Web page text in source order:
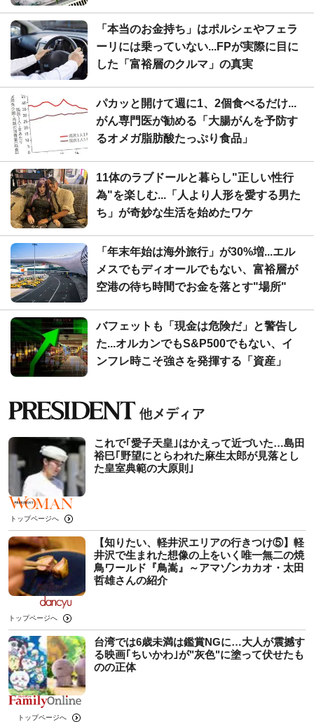
「本当のお金持ち」はポルシェやフェラ
ーリには乗っていない...FPが実際に目に
した「富裕層のクルマ」の真実
パカッと開けて週に1、2個食べるだけ...
がん専門医が勧める「大腸がんを予防す
るオメガ脂肪酸たっぷり食品」
11体のラブドールと暮らし"正しい性行
為"を楽しむ...「人より人形を愛する男た
ち」が奇妙な生活を始めたワケ
「年末年始は海外旅行」が30%増...エル
メスでもディオールでもない、富裕層が
空港の待ち時間でお金を落とす"場所"
バフェットも「現金は危険だ」と警告し
た...オルカンでもS&P500でもない、イ
ンフレ時こそ強さを発揮する「資産」
これで｢愛子天皇｣はかえって近づいた…島田
裕巳｢野望にとらわれた麻生太郎が見落とし
た皇室典範の大原則｣
トップページへ
【知りたい、軽井沢エリアの行きつけ⑤】軽
井沢で生まれた想像の上をいく唯一無二の焼
鳥ワールド『鳥嵩』～アマゾンカカオ・太田
哲雄さんの紹介
トップページへ
台湾では6歳未満は鑑賞NGに…大人が震撼す
る映画｢ちいかわ｣が"灰色"に塗って伏せたも
のの正体
トップページへ